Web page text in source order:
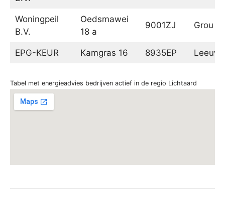
Woningpeil
B.V.
Oedsmawei
18 a
9001ZJ Grou
EPG-KEUR Kamgras 16 8935EP
Tabel met energieadvies bedrijven actief in de regio Lichtaard